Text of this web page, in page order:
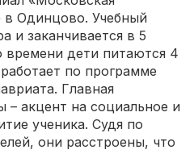
Одинцово. Учебный
и заканчивается в 5
времени дети питаются 4
по программе
Главная
– акцент на социальное и
ученика. Судя по
они расстроены, что